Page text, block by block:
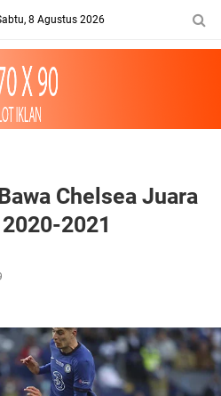
8 Agustus 2026
Chelsea Juara
2021